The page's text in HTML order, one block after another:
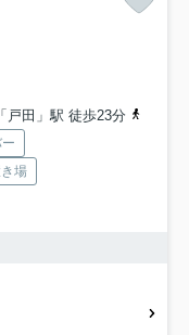
戸田」駅 徒歩23分
場